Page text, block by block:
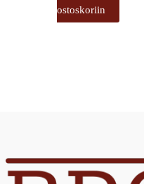
ostoskoriin